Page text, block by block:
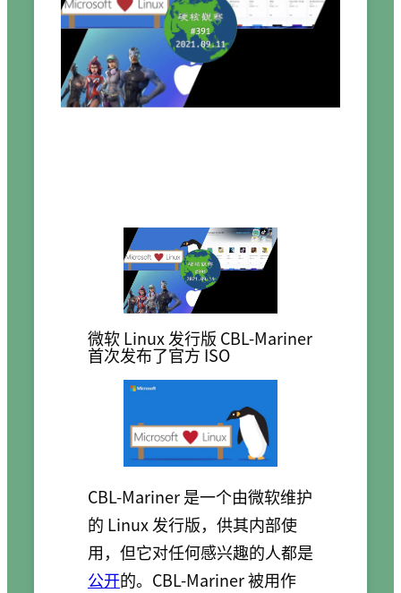
微软 Linux 发行版 CBL-Mariner
首次发布了官方 ISO
CBL-Mariner 是一个由微软维护
的 Linux 发行版，供其内部使
用，但它对任何感兴趣的人都是
公开的。CBL-Mariner 被用作